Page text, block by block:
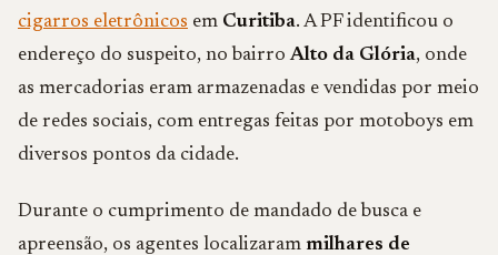
cigarros eletrônicos em Curitiba. A PF identificou o
endereço do suspeito, no bairroAlto da Glória, onde
as mercadorias eram armazenadas e vendidas por meio
de redes sociais, com entregas feitas por motoboys em
diversos pontos da cidade.
Durante o cumprimento de mandado de busca e
apreensão, os agentes localizaram milhares de